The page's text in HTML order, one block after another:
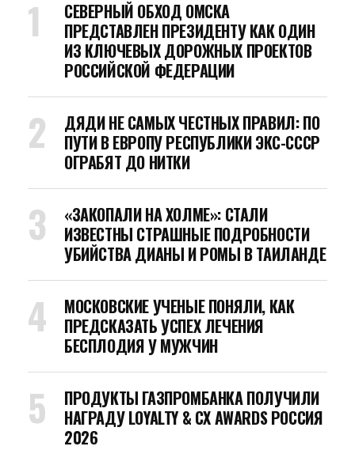
СЕВЕРНЫЙ ОБХОД ОМСКА
ПРЕДСТАВЛЕН ПРЕЗИДЕНТУ КАК ОДИН
ИЗ КЛЮЧЕВЫХ ДОРОЖНЫХ ПРОЕКТОВ
РОССИЙСКОЙ ФЕДЕРАЦИИ
ДЯДИ НЕ САМЫХ ЧЕСТНЫХ ПРАВИЛ: ПО
ПУТИ В ЕВРОПУ РЕСПУБЛИКИ ЭКС-СССР
ОГРАБЯТ ДО НИТКИ
«ЗАКОПАЛИ НА ХОЛМЕ»: СТАЛИ
ИЗВЕСТНЫ СТРАШНЫЕ ПОДРОБНОСТИ
УБИЙСТВА ДИАНЫ И РОМЫ В ТАИЛАНДЕ
МОСКОВСКИЕ УЧЕНЫЕ ПОНЯЛИ, КАК
ПРЕДСКАЗАТЬ УСПЕХ ЛЕЧЕНИЯ
БЕСПЛОДИЯ У МУЖЧИН
ПРОДУКТЫ ГАЗПРОМБАНКА ПОЛУЧИЛИ
НАГРАДУ LOYALTY & CX AWARDS РОССИЯ
2026